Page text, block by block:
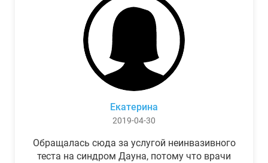
Екатерина
2019-04-30
Обращалась сюда за услугой неинвазивного
теста на синдром Дауна, потому что врачи